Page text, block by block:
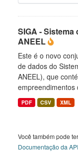
SIGA -
ANEEL
Este é o novo
de dados do
ANEEL), que
empreendimentos
PDF CSV XML
Você também pode
Documentação da API